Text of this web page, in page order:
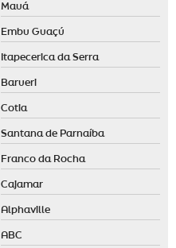
Mauá
Embu Guaçú
Itapecerica da Serra
Barueri
Cotia
Santana de Parnaíba
Franco da Rocha
Cajamar
Alphaville
ABC